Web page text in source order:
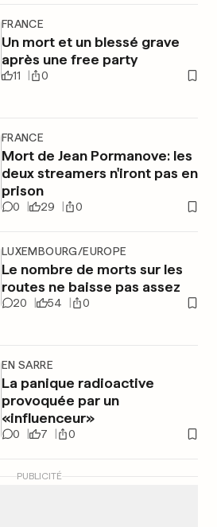
FRANCE
Un mort et un blessé grave
après une free party
11 0
FRANCE
Mort de Jean Pormanove: les
deux streamers n'iront pas en
prison
0 29 0
LUXEMBOURG/EUROPE
Le nombre de morts sur les
routes ne baisse pas assez
20 54 0
EN SARRE
La panique radioactive
provoquée par un
«influenceur»
0 7 0
PUBLICITÉ